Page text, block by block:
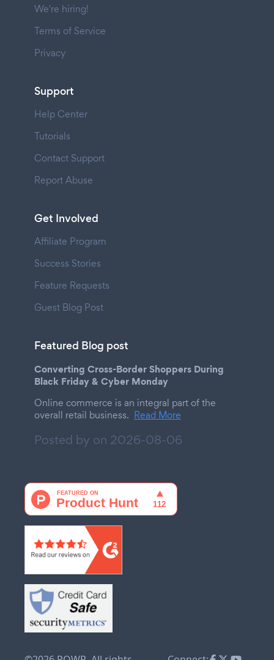
We're hiring!
Terms of Service
Privacy
Support
Help Center
Tutorials
Contact Support
Report Abuse
Get Involved
Affiliate Program
Success Stories
Feature Requests
Guest Blog Post
Featured Blog post
Converting Cross-Border Shoppers During
Black Friday & Cyber Monday
Online commerce is an integral part of the
overall retail business. Read More
Posted by on 2026-08-06